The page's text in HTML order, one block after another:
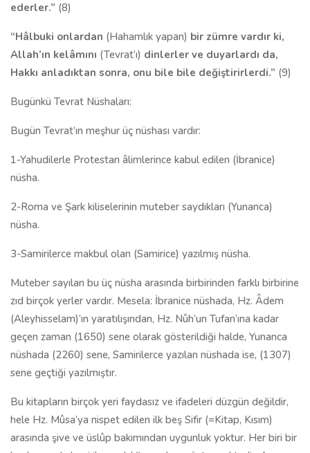
ederler.” (8)
“Hâlbuki onlardan (Hahamlık yapan) bir zümre vardır ki,
Allah’ın kelâmını (Tevrat’ı) dinlerler ve duyarlardı da,
Hakkı anladıktan sonra, onu bile bile değiştirirlerdi.” (9)
Bugünkü Tevrat Nüshaları:
Bugün Tevrat’ın meşhur üç nüshası vardır:
1-Yahudilerle Protestan âlimlerince kabul edilen (İbranice)
nüsha.
2-Roma ve Şark kiliselerinin muteber saydıkları (Yunanca)
nüsha.
3-Samirilerce makbul olan (Samirice) yazılmış nüsha.
Muteber sayılan bu üç nüsha arasında birbirinden farklı birbirine
zıd birçok yerler vardır. Mesela: İbranice nüshada, Hz. Âdem
(Aleyhisselam)’ın yaratılışından, Hz. Nûh’un Tufan’ına kadar
geçen zaman (1650) sene olarak gösterildiği halde, Yunanca
nüshada (2260) sene, Samirilerce yazılan nüshada ise, (1307)
sene geçtiği yazılmıştır.
Bu kitapların birçok yeri faydasız ve ifadeleri düzgün değildir,
hele Hz. Mûsa’ya nispet edilen ilk beş Sifir (=Kitap, Kısım)
arasında şive ve üslûp bakımından uygunluk yoktur. Her biri bir